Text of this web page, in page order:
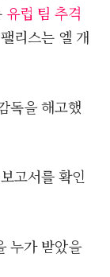
유럽 팀 추격
리스는 엘 개
독을 해고했
고서를 확인
누가 받았을